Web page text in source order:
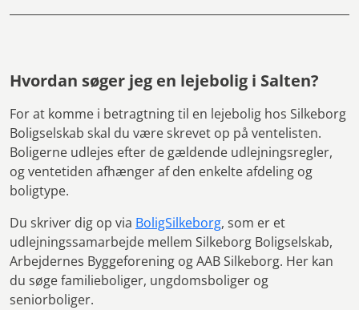
Hvordan søger jeg en lejebolig i Salten?
For at komme i betragtning til en lejebolig hos Silkeborg
Boligselskab skal du være skrevet op på ventelisten.
Boligerne udlejes efter de gældende udlejningsregler,
og ventetiden afhænger af den enkelte afdeling og
boligtype.
Du skriver dig op via BoligSilkeborg, som er et
udlejningssamarbejde mellem Silkeborg Boligselskab,
Arbejdernes Byggeforening og AAB Silkeborg. Her kan
du søge familieboliger, ungdomsboliger og
seniorboliger.